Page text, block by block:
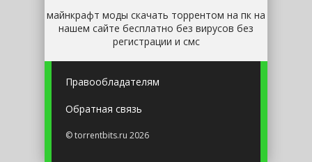
исследования...
майнкрафт моды скачать торрентом на пк на
нашем сайте бесплатно без вирусов без
регистрации и смс
Правообладателям
Обратная связь
© torrentbits.ru 2026